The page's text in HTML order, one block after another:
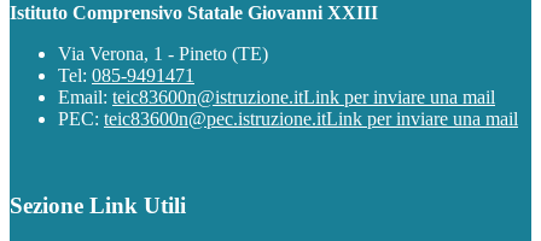
Istituto Comprensivo Statale Giovanni XXIII
Via Verona, 1 - Pineto (TE)
Tel: 085-9491471
Email: teic83600n@istruzione.itLink per inviare una mail
PEC: teic83600n@pec.istruzione.itLink per inviare una mail
Sezione Link Utili